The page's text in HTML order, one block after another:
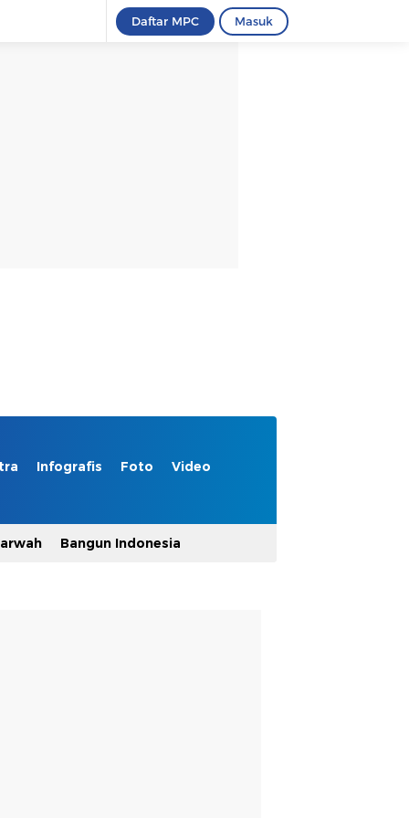
Daftar MPC Masuk
Infografis Foto Video
Bangun Indonesia